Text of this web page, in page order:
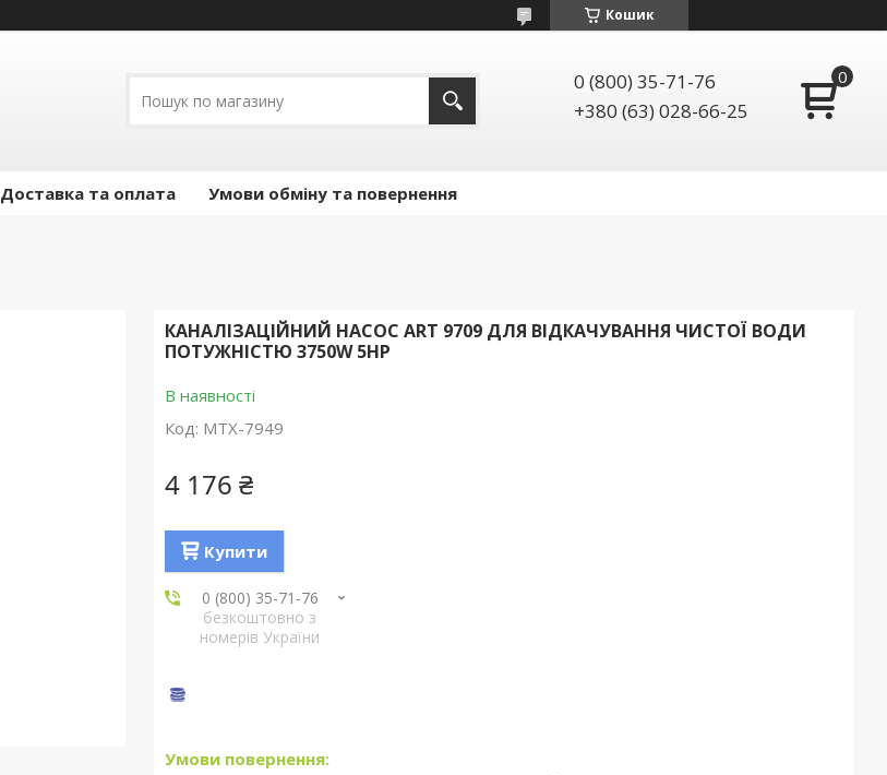
Кошик
0 (800) 35-71-76
+380 (63) 028-66-25
Доставка та оплата Умови обміну та повернення
КАНАЛІЗАЦІЙНИЙ НАСОС ART 9709 ДЛЯ ВІДКАЧУВАННЯ ЧИСТОЇ ВОДИ
ПОТУЖНІСТЮ 3750W 5HP
В наявності
Код: MTX-7949
4 176 ₴
Купити
0 (800) 35-71-76
безкоштовно з
номерів України